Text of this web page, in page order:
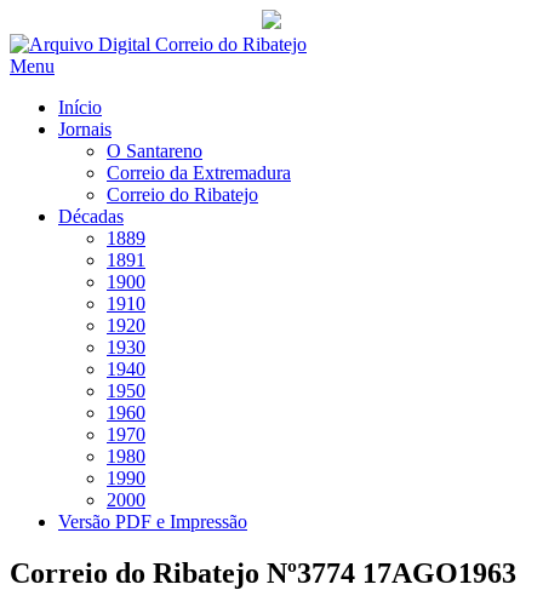
Saltar
para
Menu
Início
Jornais
O Santareno
Correio da Extremadura
Correio do Ribatejo
Décadas
1889
1891
1900
1910
1920
1930
1940
1950
1960
1970
1980
1990
2000
Versão PDF e Impressão
Correio do Ribatejo Nº3774 17AGO1963